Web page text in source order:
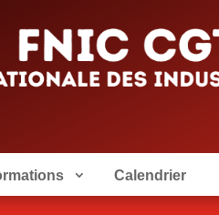
Calendrier